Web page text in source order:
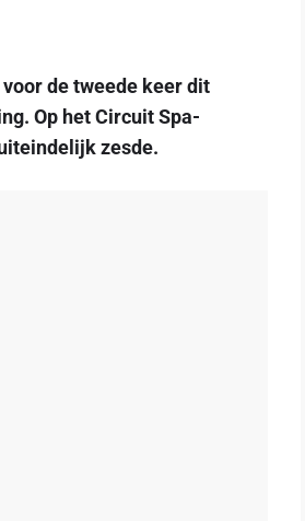
de tweede keer dit
Op het Circuit Spa-
zesde.